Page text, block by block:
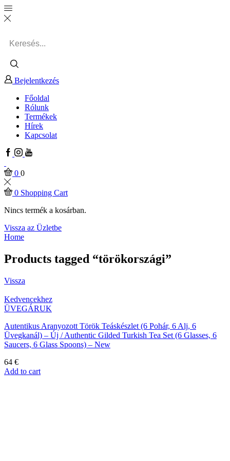
input
Bejelentkezés
Főoldal
Rólunk
Termékek
Hírek
Kapcsolat
Facebook
Instagram
Youtube
0 0
0 Shopping Cart
Nincs termék a kosárban.
Vissza az Üzletbe
Home
Products tagged “törökországi”
Vissza
Kedvencekhez
ÜVEGÁRUK
Autentikus Aranyozott Török Teáskészlet (6 Pohár, 6 Alj, 6
Üvegkanál) – Új / Authentic Gilded Turkish Tea Set (6 Glasses, 6
Saucers, 6 Glass Spoons) – New
64 €
Add to cart